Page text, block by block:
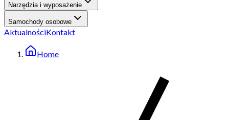
Narzędzia i wyposażenie
Samochody osobowe
AktualnościKontakt
Home